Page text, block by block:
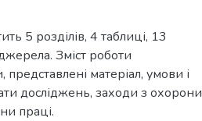
5 розділів, 4 таблиці, 13
Зміст роботи
представлені матеріал, умови і
досліджень, заходи з охорони
праці.